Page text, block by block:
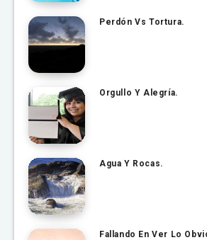
Perdón Vs Tortura.
Orgullo Y Alegría.
Agua Y Rocas.
Fallando En Ver Lo